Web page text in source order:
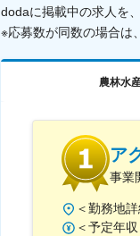
dodaに掲載中の求人を
※応募数が同数の場合は
農林水
ア
事業